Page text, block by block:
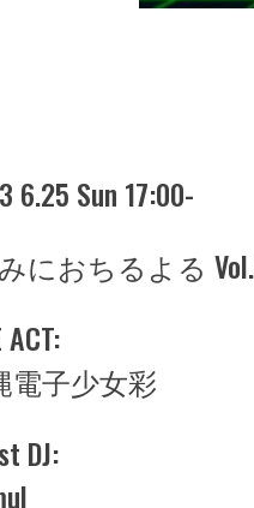
6.25 Sun 17:00-
におちるよる
ACT:
電子少女彩
DJ: